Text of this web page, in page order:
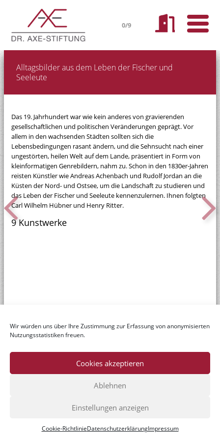
Wir würden uns über Ihre Zustimmung zur Erfassung von anonymisierten
Nutzungsstatistiken freuen.
Cookies akzeptieren
Ablehnen
Einstellungen anzeigen
Cookie-RichtlinieDatenschutzerklärungImpressum
0/9
Alltagsbilder aus dem Leben der Fischer und
Seeleute
Das 19. Jahrhundert war wie kein anderes von gravierenden
gesellschaftlichen und politischen Veränderungen geprägt. Vor
allem in den wachsenden Städten sollten sich die
Lebensbedingungen rasant ändern, und die Sehnsucht nach einer
ungestörten, heilen Welt auf dem Lande, präsentiert in Form von
kleinformatigen Genrebildern, nahm zu. Schon in den 1830er-Jahren
reisten Künstler wie Andreas Achenbach und Rudolf Jordan an die
Küsten der Nord- und Ostsee, um die Landschaft zu studieren und
das Leben der Fischer und Seeleute kennenzulernen. Ihnen folgten
Carl Wilhelm Hübner und Henry Ritter.
9 Kunstwerke